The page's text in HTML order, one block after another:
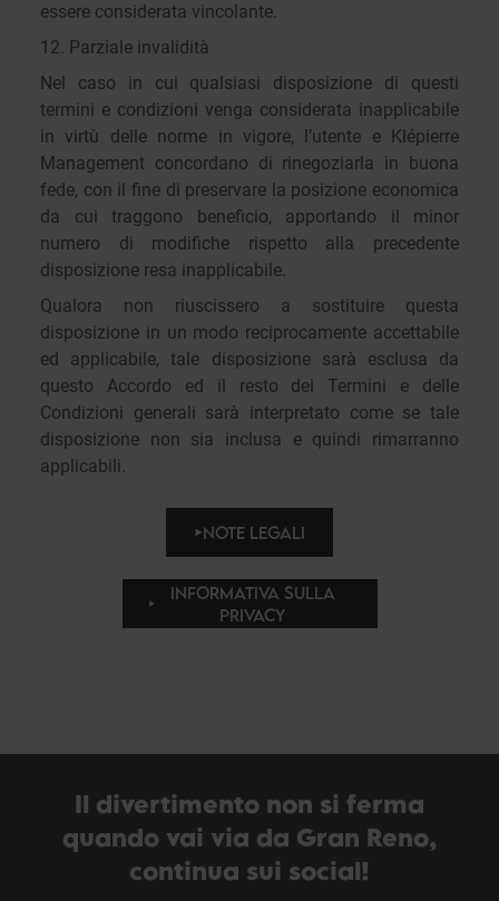
essere considerata vincolante.
12. Parziale invalidità
Nel caso in cui qualsiasi disposizione di questi
termini e condizioni venga considerata inapplicabile
in virtù delle norme in vigore, l’utente e Klépierre
Management concordano di rinegoziarla in buona
fede, con il fine di preservare la posizione economica
da cui traggono beneficio, apportando il minor
numero di modifiche rispetto alla precedente
disposizione resa inapplicabile.
Qualora non riuscissero a sostituire questa
disposizione in un modo reciprocamente accettabile
ed applicabile, tale disposizione sarà esclusa da
questo Accordo ed il resto dei Termini e delle
Condizioni generali sarà interpretato come se tale
disposizione non sia inclusa e quindi rimarranno
applicabili.
NOTE LEGALI
INFORMATIVA SULLA
PRIVACY
Il divertimento non si ferma
quando vai via da Gran Reno,
continua sui social!